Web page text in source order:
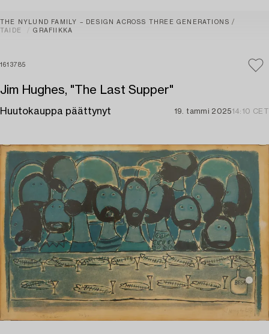
THE NYLUND FAMILY – DESIGN ACROSS THREE GENERATIONS
TAIDE
GRAFIIKKA
1613785
Jim Hughes, "The Last Supper"
Huutokauppa päättynyt 19. tammi 202514:10 CET